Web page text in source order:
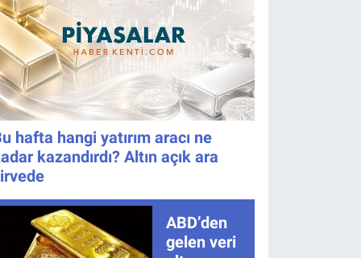
hafta hangi yatırım aracı ne
kazandırdı? Altın açık ara
ABD’den
gelen veri